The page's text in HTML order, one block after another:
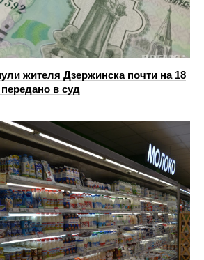
жителя Дзержинска почти на 18
в суд